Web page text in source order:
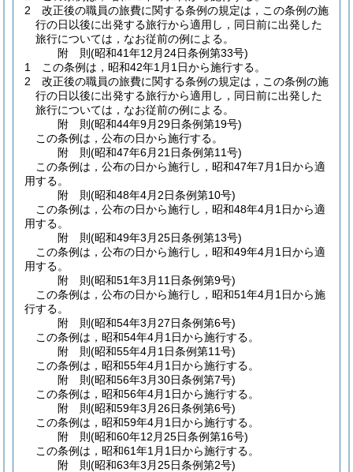
2
改正後の職員の旅費に関する条例の規定は，この条例の施
行の日以後に出発する旅行から適用し，同日前に出発した
旅行については，なお従前の例による。
附 則(昭和41年12月24日条例第33号)
1
この条例は，昭和42年1月1日から施行する。
2
改正後の職員の旅費に関する条例の規定は，この条例の施
行の日以後に出発する旅行から適用し，同日前に出発した
旅行については，なお従前の例による。
附 則(昭和44年9月29日条例第19号)
この条例は，公布の日から施行する。
附 則(昭和47年6月21日条例第11号)
この条例は，公布の日から施行し，昭和47年7月1日から適
用する。
附 則(昭和48年4月2日条例第10号)
この条例は，公布の日から施行し，昭和48年4月1日から適
用する。
附 則(昭和49年3月25日条例第13号)
この条例は，公布の日から施行し，昭和49年4月1日から適
用する。
附 則(昭和51年3月11日条例第9号)
この条例は，公布の日から施行し，昭和51年4月1日から施
行する。
附 則(昭和54年3月27日条例第6号)
この条例は，昭和54年4月1日から施行する。
附 則(昭和55年4月1日条例第11号)
この条例は，昭和55年4月1日から施行する。
附 則(昭和56年3月30日条例第7号)
この条例は，昭和56年4月1日から施行する。
附 則(昭和59年3月26日条例第6号)
この条例は，昭和59年4月1日から施行する。
附 則(昭和60年12月25日条例第16号)
この条例は，昭和61年1月1日から施行する。
附 則(昭和63年3月25日条例第2号)